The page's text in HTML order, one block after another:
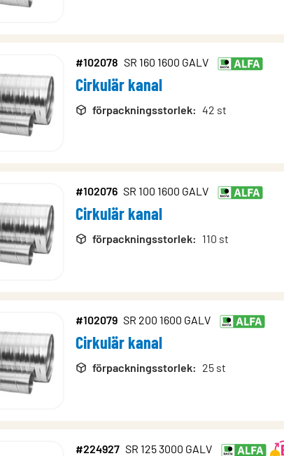
#102078 SR 160 1600 GALV
Cirkulär kanal
förpackningsstorlek: 42 st
#102076 SR 100 1600 GALV
Cirkulär kanal
förpackningsstorlek: 110 st
#102079 SR 200 1600 GALV
Cirkulär kanal
förpackningsstorlek: 25 st
#224927 SR 125 3000 GALV